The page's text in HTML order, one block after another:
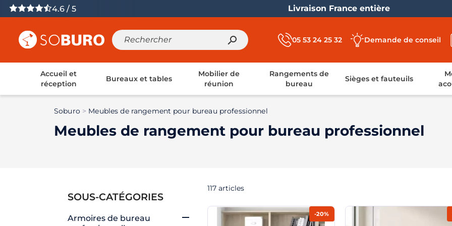
4.6 / 5 Livraison France entière
search 05 53 24 25 32 Demande de conseil
Accueil et
réception
Bureaux et tables
Mobilier de
réunion
Rangements de
bureau
Sièges et fauteuils
Soburo Meubles de rangement pour bureau professionnel
Meubles de rangement pour bureau professionnel
SOUS-CATÉGORIES
Armoires de bureau

117 articles
-20%